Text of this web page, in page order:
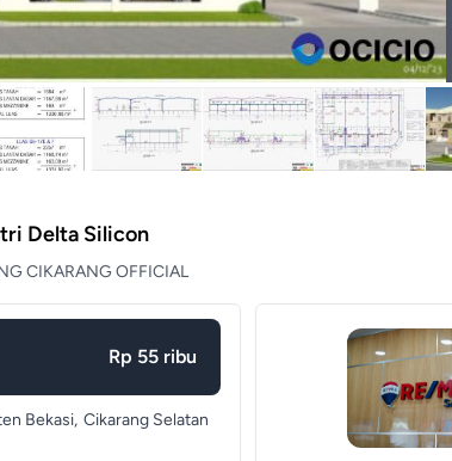
Delta Silicon
CIKARANG OFFICIAL
Rp 55 ribu
Bekasi, Cikarang Selatan